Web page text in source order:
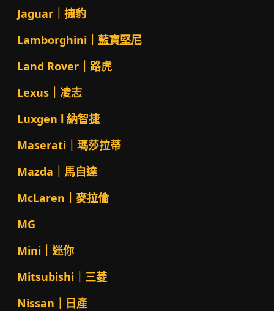
Jaguar｜捷豹
Lamborghini｜藍寶堅尼
Land Rover｜路虎
Lexus｜凌志
Luxgen l 納智捷
Maserati｜瑪莎拉蒂
Mazda｜馬自達
McLaren｜麥拉倫
MG
Mini｜迷你
Mitsubishi｜三菱
Nissan｜日產